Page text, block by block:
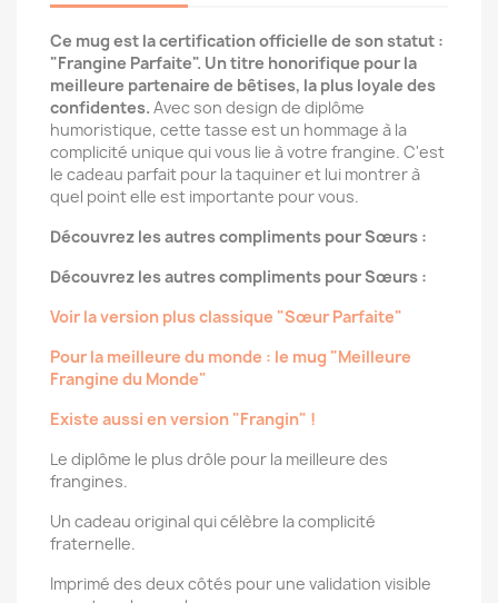
Ce mug est la certification officielle de son statut :
"Frangine Parfaite". Un titre honorifique pour la
meilleure partenaire de bêtises, la plus loyale des
confidentes. Avec son design de diplôme
humoristique, cette tasse est un hommage à la
complicité unique qui vous lie à votre frangine. C'est
le cadeau parfait pour la taquiner et lui montrer à
quel point elle est importante pour vous.
Découvrez les autres compliments pour Sœurs :
Découvrez les autres compliments pour Sœurs :
Voir la version plus classique "Sœur Parfaite"
Pour la meilleure du monde : le mug "Meilleure
Frangine du Monde"
Existe aussi en version "Frangin" !
Le diplôme le plus drôle pour la meilleure des
frangines.
Un cadeau original qui célèbre la complicité
fraternelle.
Imprimé des deux côtés pour une validation visible